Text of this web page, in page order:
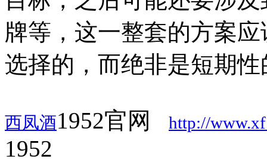
牌等，这一整套的方案
选择的，而绝非是短期性
西凤酒1952官网 http://
1952